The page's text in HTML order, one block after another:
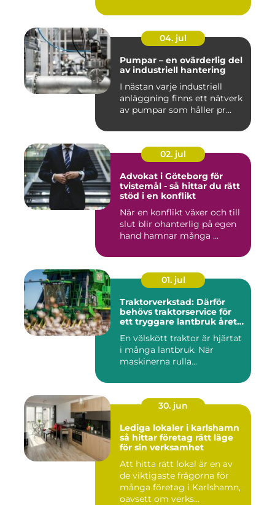
04. jul
Pumpar – en ovärderlig del
av industriell hantering
I nästan varje industriell
anläggning finns ett nätverk
av pumpar som håller pr...
02. jul
Advokat i Göteborg för
tvistemål - så hittar du rätt
stöd i en konflikt
När en konflikt växer och till
slut blir ohanterlig på egen
hand hamnar många ...
01. jul
Traktorverkstad: Därför
behövs traktorservice för
ett tryggare lantbruk året
En välskött traktor är hjärtat
i många lantbruk. När
maskinerna rulla...
30. jun
Lediga lokaler i karlshamn
så hittar företag rätt läge
för sin verksamhet
Att hitta rätt lokal är en av
de viktigaste frågorna för
många företag i Karlshamn,
oavsett om verks...